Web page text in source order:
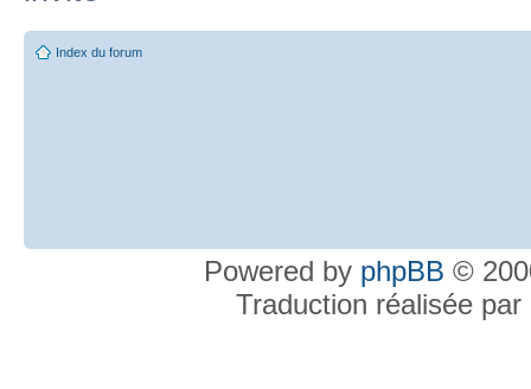
Index du forum
Powered by phpBB ©
Traduction réalisée par